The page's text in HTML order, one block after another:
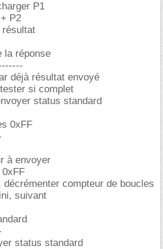
P1
P2
résultat
la réponse
déjà résultat envoyé
si complet
status standard
0xFF
à envoyer
compteur de boucles
suivant
status standard